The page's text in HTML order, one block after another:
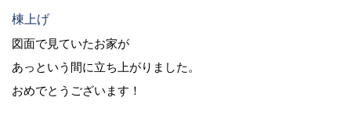
棟上げ
図面で見ていたお家が
あっという間に立ち上がりました。
おめでとうございます！